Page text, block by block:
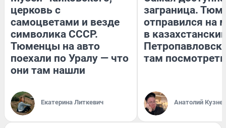
церковь с
самоцветами и везде
символика СССР.
Тюменцы на авто
поехали по Уралу — что
они там нашли
Екатерина Литкевич
заграница.
отправился на
в
там посмотреть
Анатолий